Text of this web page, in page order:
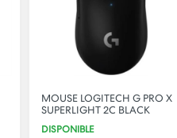
MOUSE LOGITECH G PRO X
SUPERLIGHT 2C BLACK
DISPONIBLE